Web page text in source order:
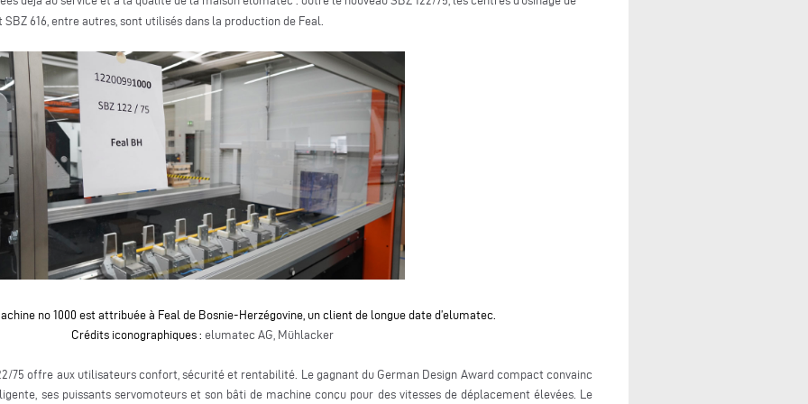
616, entre autres, sont utilisés dans la production de Feal.
no 1000 est attribuée à Feal de Bosnie-Herzégovine, un client de longue date d’elumatec.
Crédits iconographiques : elumatec AG, Mühlacker
75 offre aux utilisateurs confort, sécurité et rentabilité. Le gagnant du German Design Award compact convainc
ses puissants servomoteurs et son bâti de machine conçu pour des vitesses de déplacement élevées. Le